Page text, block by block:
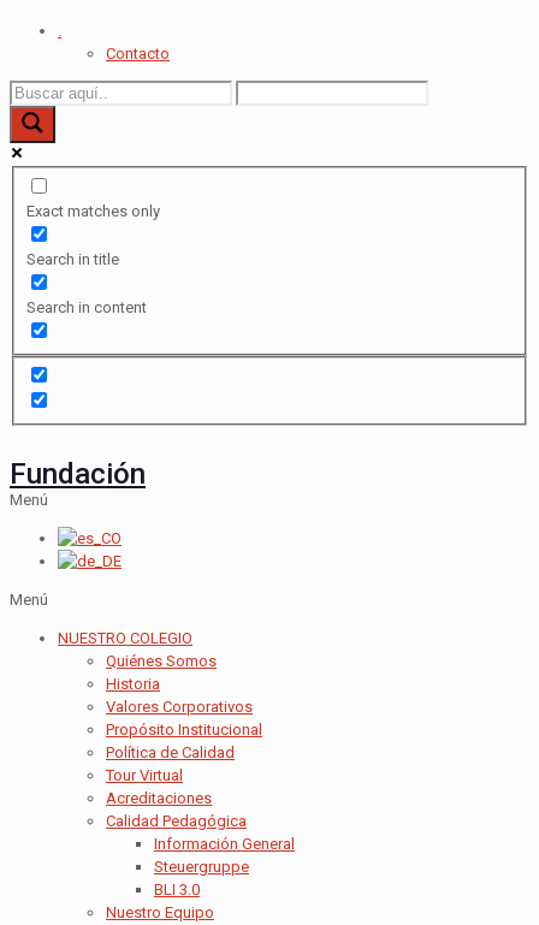
.
Contacto
Exact matches only
Search in title
Search in content
Fundación
Menú
Menú
NUESTRO COLEGIO
Quiénes Somos
Historia
Valores Corporativos
Propósito Institucional
Política de Calidad
Tour Virtual
Acreditaciones
Calidad Pedagógica
Información General
Steuergruppe
BLI 3.0
Nuestro Equipo